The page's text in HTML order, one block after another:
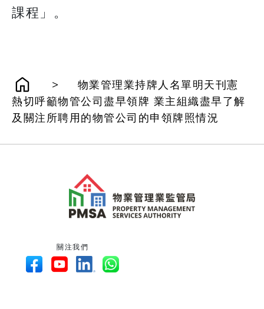
課程」。
>
物業管理業持牌人名單明天刊憲
熱切呼籲物管公司盡早領牌 業主組織盡早了解
及關注所聘用的物管公司的申領牌照情況
關注我們